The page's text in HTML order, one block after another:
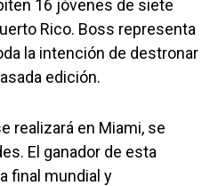
16 jóvenes de siete
Rico. Boss representa
la intención de destronar
edición.
realizará en Miami, se
El ganador de esta
final mundial y